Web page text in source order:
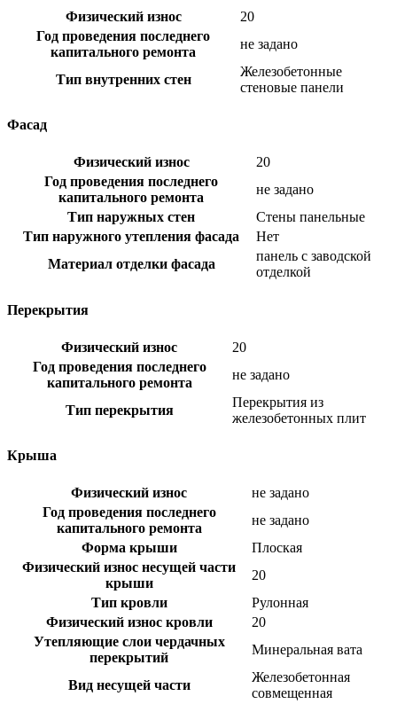
Физический износ
20
Год проведения последнего
капитального ремонта
не задано
Тип внутренних стен
Железобетонные
стеновые панели
Фасад
Физический износ
20
Год проведения последнего
капитального ремонта
не задано
Тип наружных стен
Стены панельные
Тип наружного утепления фасада
Нет
Материал отделки фасада
панель с заводской
отделкой
Перекрытия
Физический износ
20
Год проведения последнего
капитального ремонта
не задано
Тип перекрытия
Перекрытия из
железобетонных плит
Крыша
Физический износ
не задано
Год проведения последнего
капитального ремонта
не задано
Форма крыши
Плоская
Физический износ несущей части
крыши
20
Тип кровли
Рулонная
Физический износ кровли
20
Утепляющие слои чердачных
перекрытий
Минеральная вата
Вид несущей части
Железобетонная
совмещенная